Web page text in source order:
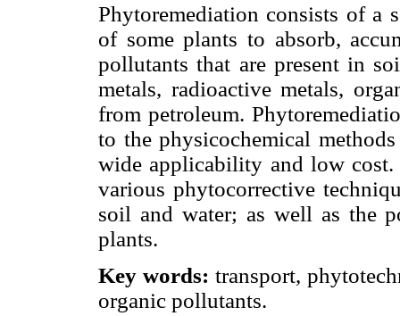
Phytoremediation consists of a
of some plants to absorb,
pollutants that are present in
metals, radioactive metals,
from petroleum.
to the physicochemical
wide applicability and low
various phytocorrective
soil and water; as well as the
plants.
Key words: transport,
organic pollutants.